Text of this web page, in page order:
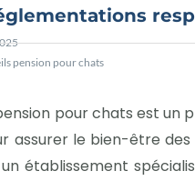
pension pour chats
pour chats est un
assurer le bien-être des
établissement